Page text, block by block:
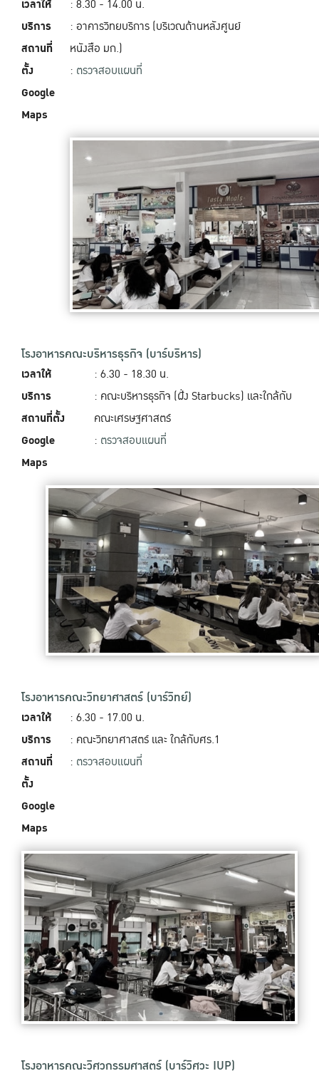
เวลาให้
บริการ
สถานที่
ตั้ง
Google
Maps
: 8.30 - 14.00 น.
: อาคารวิทยบริการ (บริเวณด้านหลังศูนย์
หนังสือ มก.)
: ตรวจสอบแผนที่
โรงอาหารคณะบริหารธุรกิจ (บาร์บริหาร)
เวลาให้
บริการ
สถานที่ตั้ง
Google
Maps
: 6.30 - 18.30 น.
: คณะบริหารธุรกิจ (ฝั่ง Starbucks) และใกล้กับ
คณะเศรษฐศาสตร์
: ตรวจสอบแผนที่
โรงอาหารคณะวิทยาศาสตร์ (บาร์วิทย์)
เวลาให้
บริการ
สถานที่
ตั้ง
Google
Maps
: 6.30 - 17.00 น.
: คณะวิทยาศาสตร์ และ ใกล้กับศร.1
: ตรวจสอบแผนที่
โรงอาหารคณะวิศวกรรมศาสตร์ (บาร์วิศวะ IUP)